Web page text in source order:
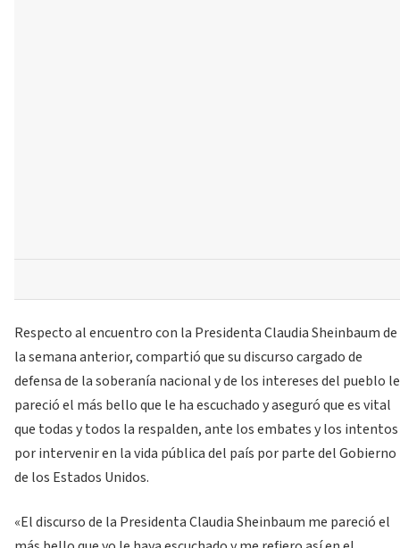
Respecto al encuentro con la Presidenta Claudia Sheinbaum de
la semana anterior, compartió que su discurso cargado de
defensa de la soberanía nacional y de los intereses del pueblo le
pareció el más bello que le ha escuchado y aseguró que es vital
que todas y todos la respalden, ante los embates y los intentos
por intervenir en la vida pública del país por parte del Gobierno
de los Estados Unidos.
«El discurso de la Presidenta Claudia Sheinbaum me pareció el